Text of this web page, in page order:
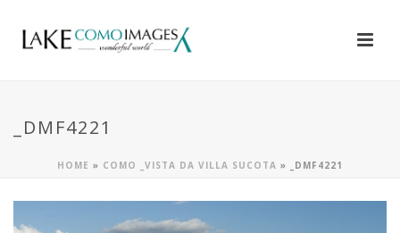
_DMF4221
HOME » COMO _VISTA DA VILLA SUCOTA » _DMF4221